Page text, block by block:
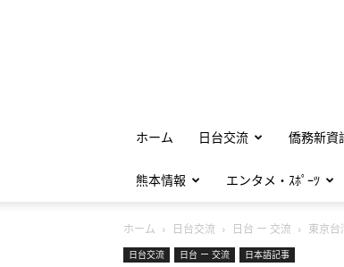
ホーム 日台交流 僑務新資
熊本情報 エンタメ・ｽﾎﾟｰﾂ
ホーム 日台交流 日台 ー 交流 東京台
日台交流 日台 ー 交流 日本語記事